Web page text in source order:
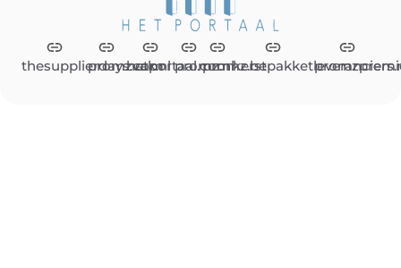
thesupplierdays.com
promzvak.nl
hetportaal.com
promz.nl
promz.be